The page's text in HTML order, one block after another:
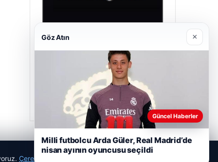
Prenses Night Club
29/04/2026
Çerez Politikamız
Göz Atın ×
Güncel Haberler
Milli futbolcu Arda Güler, Real Madrid’de
nisan ayının oyuncusu seçildi